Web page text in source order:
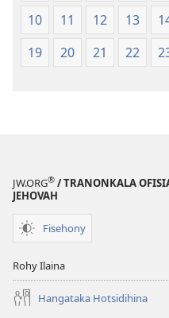
10
11 12 13
19
20 21 22
JW.ORG® / TRANONKALA
JEHOVAH
Fisehony
Rohy Ilaina
Hangataka Hotsidihina